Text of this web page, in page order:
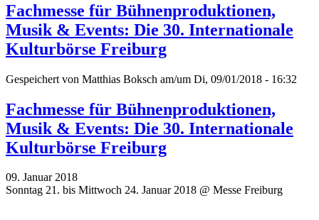
Fachmesse für Bühnenproduktionen,
Musik & Events: Die 30. Internationale
Kulturbörse Freiburg
Gespeichert von Matthias Boksch am/um Di, 09/01/2018 - 16:32
Fachmesse für Bühnenproduktionen,
Musik & Events: Die 30. Internationale
Kulturbörse Freiburg
09. Januar 2018
Sonntag 21. bis Mittwoch 24. Januar 2018 @ Messe Freiburg